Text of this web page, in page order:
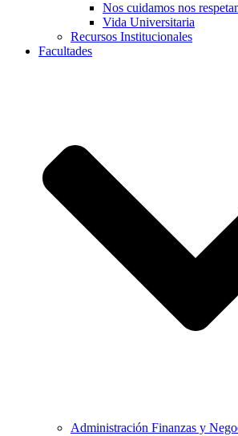
Nos cuidamos nos
Vida Universitaria
Recursos Institucionales
Facultades
Administración Finanzas y